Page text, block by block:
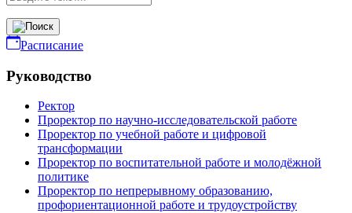
Расписание
Руководство
Ректор
Проректор по научно-исследовательской работе
Проректор по учебной работе и цифровой
трансформации
Проректор по воспитательной работе и молодёжной
политике
Проректор по непрерывному образованию,
профориентационной работе и трудоустройству